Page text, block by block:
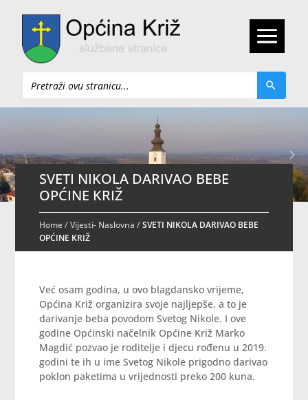
Pretraži
SVETI NIKOLA DARIVAO BEBE
OPĆINE KRIŽ
Home/Vijesti- Naslovna /SVETI NIKOLA DARIVAO BEBE
OPĆINE KRIŽ
Već osam godina, u ovo blagdansko vrijeme,
Općina Križ organizira svoje najljepše, a to je
darivanje beba povodom Svetog Nikole. I ove
godine Općinski načelnik Općine Križ Marko
Magdić pozvao je roditelje i djecu rođenu u 2019.
godini te ih u ime Svetog Nikole prigodno darivao
poklon paketima u vrijednosti preko 200 kuna.